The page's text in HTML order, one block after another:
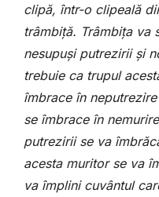
clipă, într-o clipeală
trâmbiță. Trâmbița va
nesupuși putrezirii și
trebuie ca trupul
îmbrace în
se îmbrace în
putrezirii se va
acesta muritor se va
va împlini cuvântul